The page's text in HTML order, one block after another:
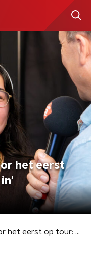
het eerst
NYVE gaat in 2026 voor het eerst op tour: 'Heel veel zin in'